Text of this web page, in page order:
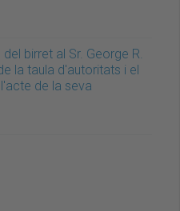
birret al Sr. George R.
la taula d'autoritats i el
de la seva